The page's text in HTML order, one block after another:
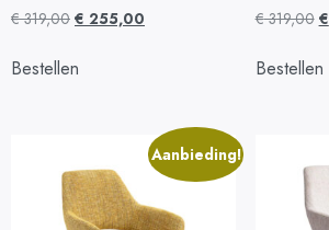
€319,00 € 255,00
Bestellen
€319,00 €
Bestellen
Aanbieding!